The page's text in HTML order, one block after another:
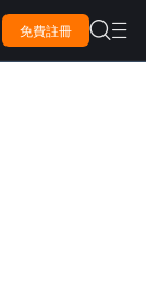
免費註冊  